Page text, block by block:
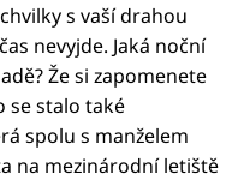
s vaší drahou
nevyjde. Jaká noční
Že si zapomenete
se stalo také
spolu s manželem
na mezinárodní letiště